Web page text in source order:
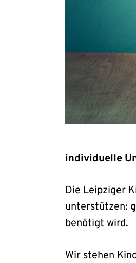
individuelle
Die Leipziger
unterstützen:
benötigt wird.
Wir stehen